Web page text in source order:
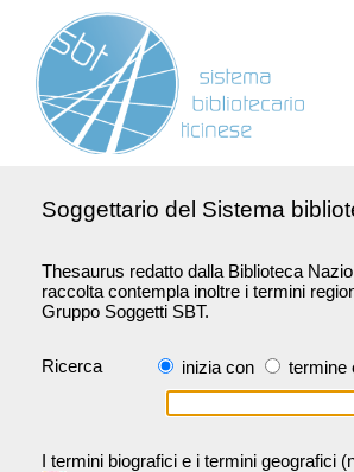
Soggettario del Sistema
Thesaurus redatto dalla Biblioteca
raccolta contempla inoltre i termini
Gruppo Soggetti SBT.
Ricerca inizia con termine
I termini biografici e i termini geografici